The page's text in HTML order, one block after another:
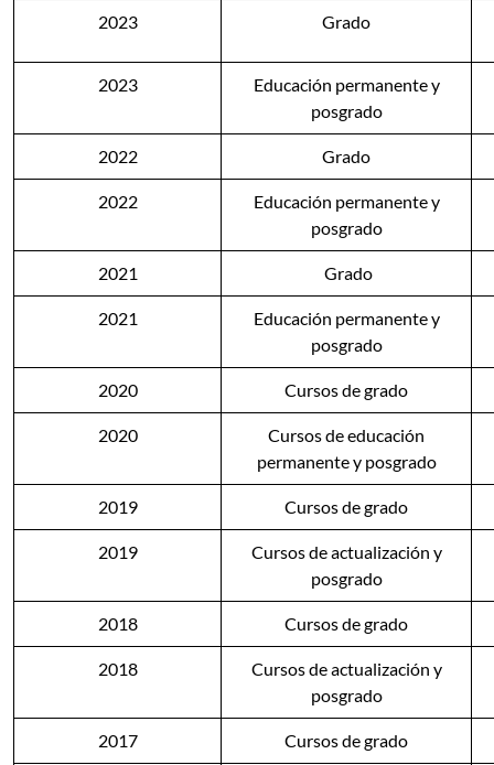
2023 Grado
2023
Educación permanente y
posgrado
2022 Grado
2022
Educación permanente y
posgrado
2021 Grado
2021
Educación permanente y
posgrado
2020 Cursos de grado
2020
Cursos de educación
permanente y posgrado
2019 Cursos de grado
2019
Cursos de actualización y
posgrado
2018 Cursos de grado
2018
Cursos de actualización y
posgrado
2017 Cursos de grado